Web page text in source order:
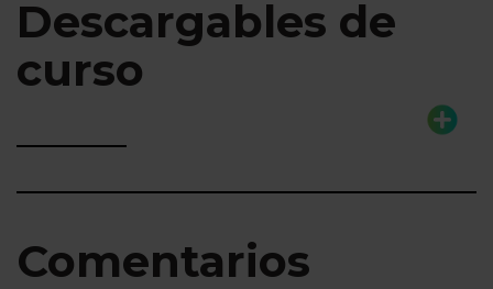
Descargables de
curso
Comentarios